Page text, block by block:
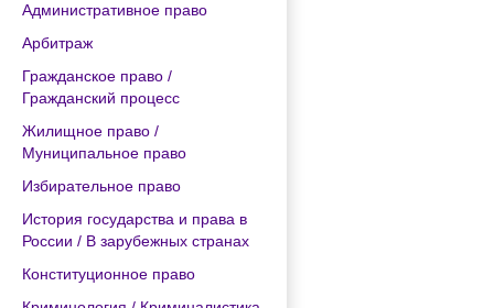
Административное право
Арбитраж
Гражданское право /
Гражданский процесс
Жилищное право /
Муниципальное право
Избирательное право
История государства и права в
России / В зарубежных странах
Конституционное право